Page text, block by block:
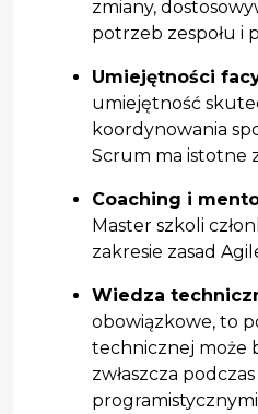
zmiany,
potrzeb zespołu i
Umiejętności
umiejętność
koordynowania
Scrum ma istotne
Coaching i
Master szkoli
zakresie zasad
Wiedza
obowiązkowe, to
technicznej może
zwłaszcza